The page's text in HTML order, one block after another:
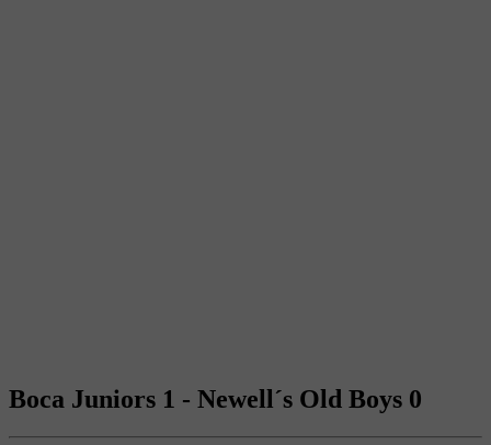
Boca Juniors 1 - Newell´s Old Boys 0